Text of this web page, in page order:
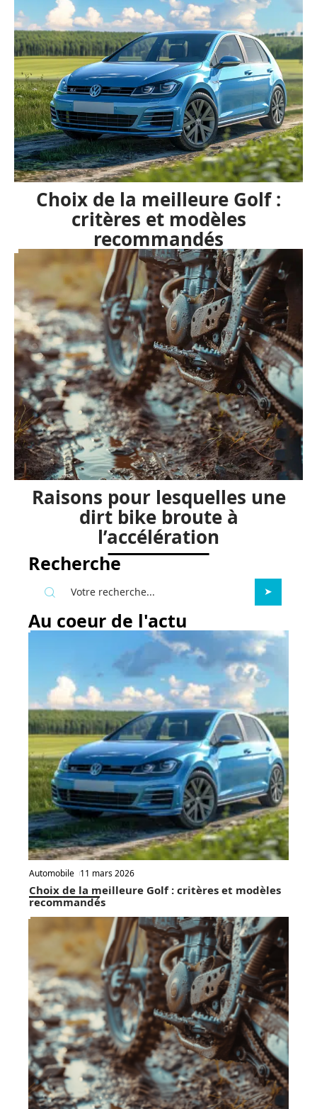
Choix de la meilleure Golf :
critères et modèles
recommandés
Raisons pour lesquelles une
dirt bike broute à
l’accélération
Recherche
Au coeur de l'actu
Automobile 11 mars 2026
Choix de la meilleure Golf : critères et modèles
recommandés